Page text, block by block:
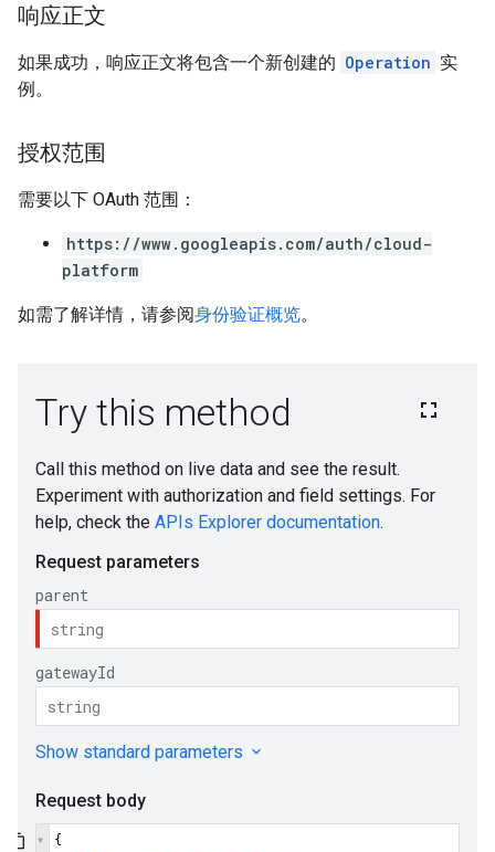
响应正文
如果成功，响应正文将包含一个新创建的 Operation 实
例。
授权范围
需要以下 OAuth 范围：
https://www.googleapis.com/auth/cloud-
platform
如需了解详情，请参阅身份验证概览。